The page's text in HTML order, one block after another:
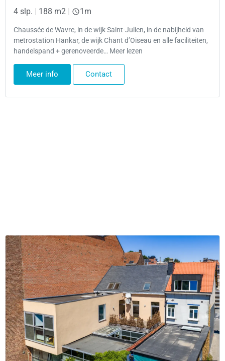
4 slp. | 188 m2 | 1m
Chaussée de Wavre, in de wijk Saint-Julien, in de nabijheid van
metrostation Hankar, de wijk Chant d’Oiseau en alle faciliteiten,
handelspand + gerenoveerde… Meer lezen
Meer info Contact